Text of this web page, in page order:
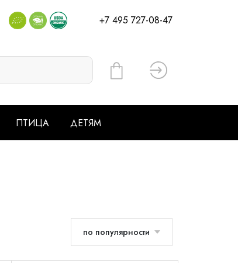
+7 495 727-08-47
Вход
ПТИЦА ДЕТЯМ
по популярности